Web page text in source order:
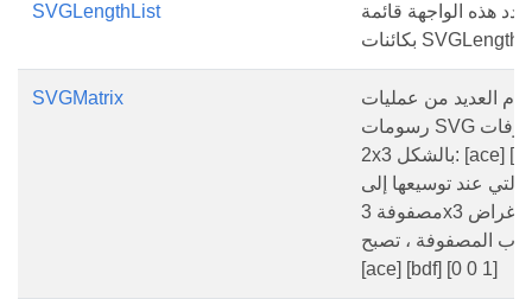
SVGLengthList
هذه الواجهة قائمة
بكائنات SVGLength .
SVGMatrix
العديد من عمليات
رسومات SVG مصفوفات
2x3 بالشكل: [ace] [bdf]
والتي عند توسيعها إلى
مصفوفة 3x3 لأغراض
المصفوفة ، تصبح:
[ace] [bdf] [0 0 1]